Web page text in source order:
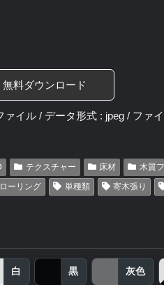
無料ダウンロード
ァイル / データ形式 : jpeg / ファ
テクスチャー 床材 木質
ーリング
単種類 寄木張り
白 黒 灰色